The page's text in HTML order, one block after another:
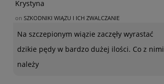
Krystyna
on SZKODNIKI WIĄZU I ICH ZWALCZANIE
Na szczepionym wiązie zaczęły wyrastać
dzikie pędy w bardzo dużej ilości. Co z nimi
należy